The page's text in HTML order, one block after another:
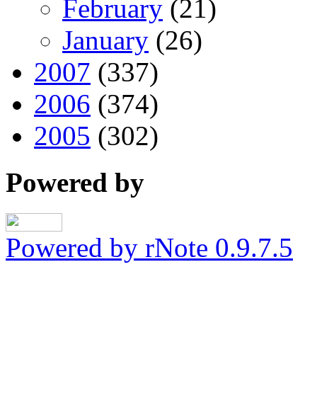
February (21)
January (26)
2007 (337)
2006 (374)
2005 (302)
Powered by
Powered by rNote 0.9.7.5